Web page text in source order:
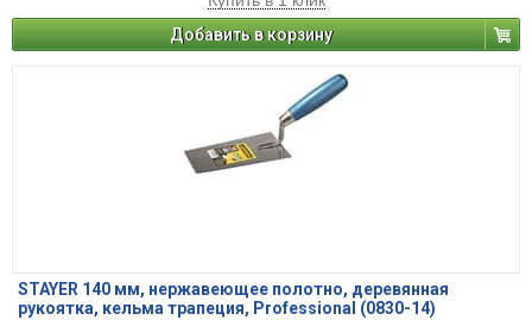
Добавить в корзину
STAYER 140 мм, нержавеющее полотно, деревянная
рукоятка, кельма трапеция, Professional (0830-14)